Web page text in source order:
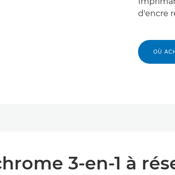
d'encre
OÙ
3-en-1 à